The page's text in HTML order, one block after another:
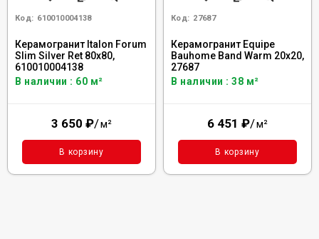
Код: 610010004138
Керамогранит Italon Forum
Slim Silver Ret 80x80,
610010004138
В наличии : 60 м²
3 650 ₽/м²
В корзину
Код: 27687
Керамогранит Equipe
Bauhome Band Warm 20x20,
27687
В наличии : 38 м²
6 451 ₽/м²
В корзину